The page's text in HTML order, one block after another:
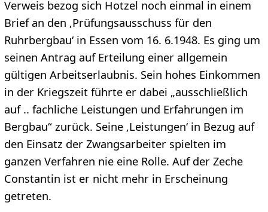
Verweis bezog sich Hotzel noch einmal in einem
Brief an den ‚Prüfungsausschuss für den
Ruhrbergbau‘ in Essen vom 16. 6.1948. Es ging um
seinen Antrag auf Erteilung einer allgemein
gültigen Arbeitserlaubnis. Sein hohes Einkommen
in der Kriegszeit führte er dabei „ausschließlich
auf .. fachliche Leistungen und Erfahrungen im
Bergbau“ zurück. Seine ‚Leistungen‘ in Bezug auf
den Einsatz der Zwangsarbeiter spielten im
ganzen Verfahren nie eine Rolle. Auf der Zeche
Constantin ist er nicht mehr in Erscheinung
getreten.